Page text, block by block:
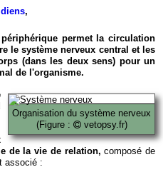
,
permet la circulation
le système nerveux central et les
(dans les deux sens) pour un
de l'organisme.
Organisation du système nerveux
(Figure :
vetopsy.fr)
de la vie de relation, composé de
associé :